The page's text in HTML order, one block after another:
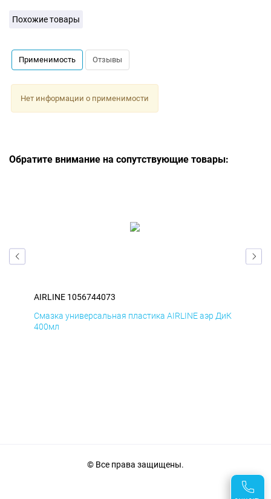
Похожие товары
Применимость Отзывы
Нет информации о применимости
Обратите внимание на сопутствующие товары:
AIRLINE 1056744073
Смазка универсальная пластика AIRLINE аэр ДиК
400мл
© Все права защищены.